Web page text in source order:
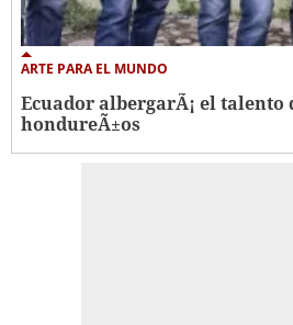
ARTE PARA EL MUNDO
Ecuador albergarÃ¡ el talento
hondureÃ±os